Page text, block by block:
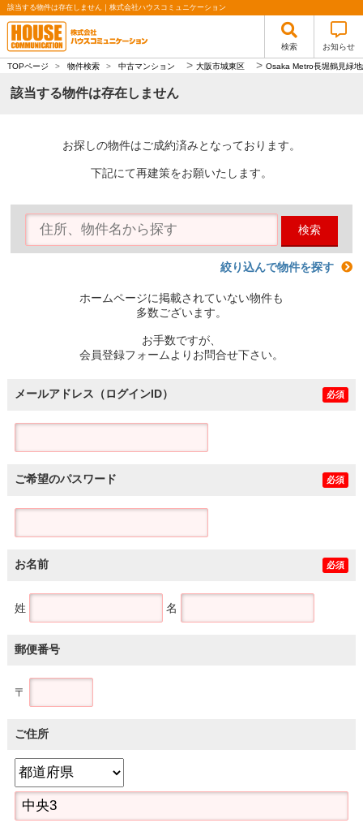
該当する物件は存在しません｜株式会社ハウスコミュニケーション
検索 お知らせ
TOPページ > 物件検索 > 中古マンション > 大阪市城東区 > Osaka Metro長堀鶴見緑
該当する物件は存在しません
お探しの物件はご成約済みとなっております。
下記にて再建策をお願いたします。
検索
絞り込んで物件を探す
ホームページに掲載されていない物件も
多数ございます。
お手数ですが、
会員登録フォームよりお問合せ下さい。
メールアドレス（ログインID） 必須
ご希望のパスワード 必須
お名前 必須
姓 名
郵便番号
〒
ご住所